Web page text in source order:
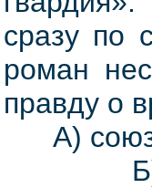
сразу по
роман
правду о
А)
Б)